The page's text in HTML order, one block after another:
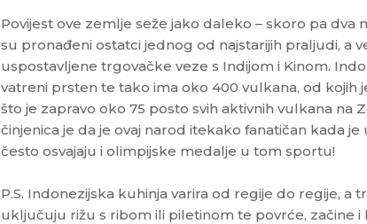
Povijest ove zemlje seže jako daleko – skoro pa dva
su pronađeni ostatci jednog od najstarijih praljudi, a
uspostavljene trgovačke veze s Indijom i Kinom.
vatreni prsten te tako ima oko 400 vulkana, od kojih
što je zapravo oko 75 posto svih aktivnih vulkana na
činjenica je da je ovaj narod itekako fanatičan kada
često osvajaju i olimpijske medalje u tom sportu!
P.S. Indonezijska kuhinja varira od regije do regije, a
uključuju rižu s ribom ili piletinom te povrće, začine i